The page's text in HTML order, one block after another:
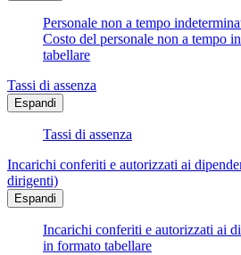
Personale non a tempo
Costo del personale non a tempo
tabellare
Tassi di assenza
Espandi
Tassi di assenza
Incarichi conferiti e autorizzati ai
dirigenti)
Espandi
Incarichi conferiti e autorizzati ai
in formato tabellare